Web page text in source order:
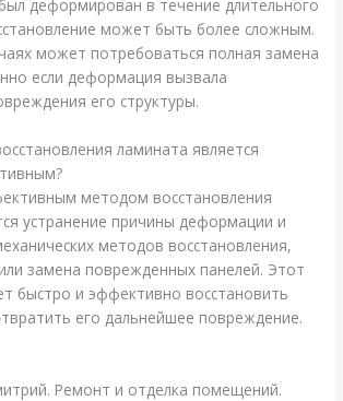
деформирован в течение длительного
может быть более сложным.
может потребоваться полная замена
если деформация вызвала
его структуры.
ламината является
методом восстановления
устранение причины деформации и
методов восстановления,
замена поврежденных панелей. Этот
быстро и эффективно восстановить
его дальнейшее повреждение.
Ремонт и отделка помещений.